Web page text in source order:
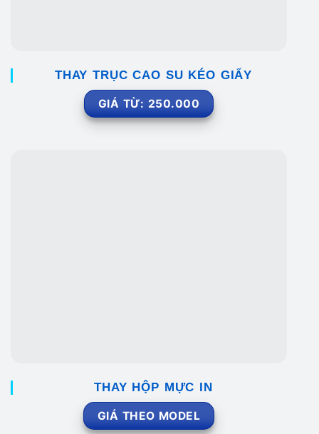
THAY TRỤC CAO SU KÉO GIẤY
GIÁ TỪ: 250.000
THAY HỘP MỰC IN
GIÁ THEO MODEL